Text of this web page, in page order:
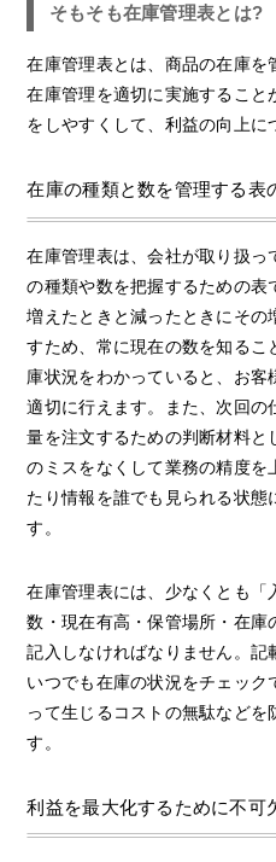
そもそも在庫管理表とは?
在庫管理表とは、商品の在庫を
在庫管理を適切に実施すること
をしやすくして、利益の向上に
在庫の種類と数を管理する表
在庫管理表は、会社が取り扱
の種類や数を把握するための
増えたときと減ったときにそ
すため、常に現在の数を知る
庫状況をわかっていると、お
適切に行えます。また、次回の
量を注文するための判断材料と
のミスをなくして業務の精度を
たり情報を誰でも見られる状
す。
在庫管理表には、少なくとも
数・現在有高・保管場所・在庫
記入しなければなりません。記
いつでも在庫の状況をチェック
って生じるコストの無駄などを
す。
利益を最大化するために不可